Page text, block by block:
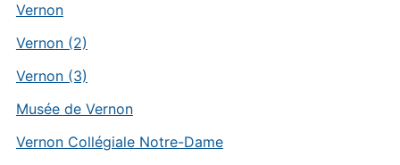
Vernon
Vernon (2)
Vernon (3)
Musée de Vernon
Vernon Collégiale Notre-Dame